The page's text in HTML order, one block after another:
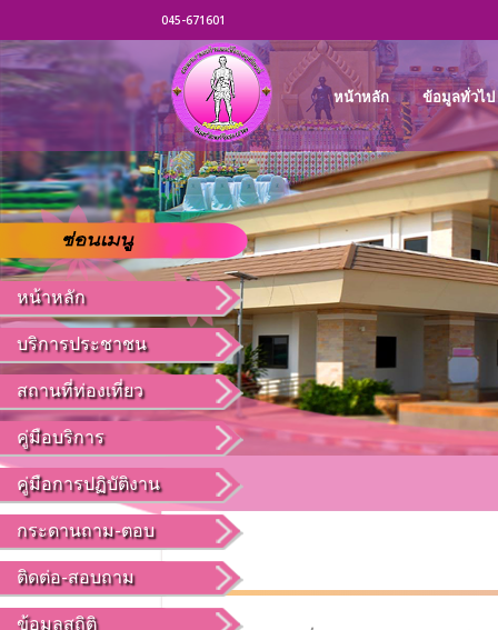
045-671601
หน้าหลัก ข้อมูลทั่วไป
หน้าหลัก
บริการประชาชน
สถานที่ท่องเที่ยว
คู่มือบริการ
คู่มือการปฏิบัติงาน
กระดานถาม-ตอบ
ติดต่อ-สอบถาม
ข้อมูลสถิติ